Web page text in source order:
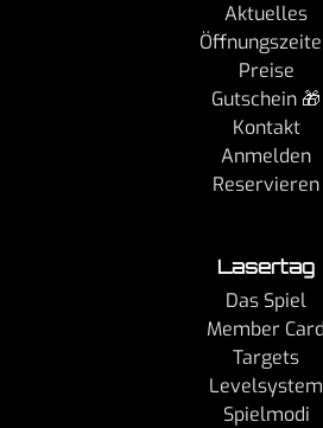
Aktuelles
Preise
Gutschein 🎁
Kontakt
Anmelden
Reservieren
Lasertag
Das Spiel
Member Card
Targets
Levelsystem
Spielmodi